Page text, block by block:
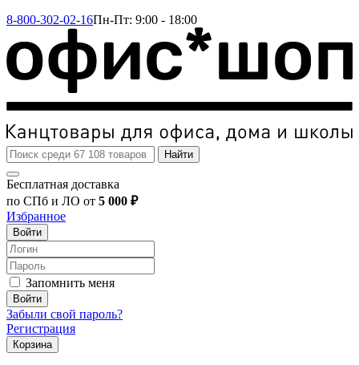
8-800-302-02-16Пн-Пт: 9:00 - 18:00
Найти
Бесплатная доставка
по СПб и ЛО от 5 000 ₽
Избранное
Войти
Запомнить меня
Войти
Забыли свой пароль?
Регистрация
Корзина